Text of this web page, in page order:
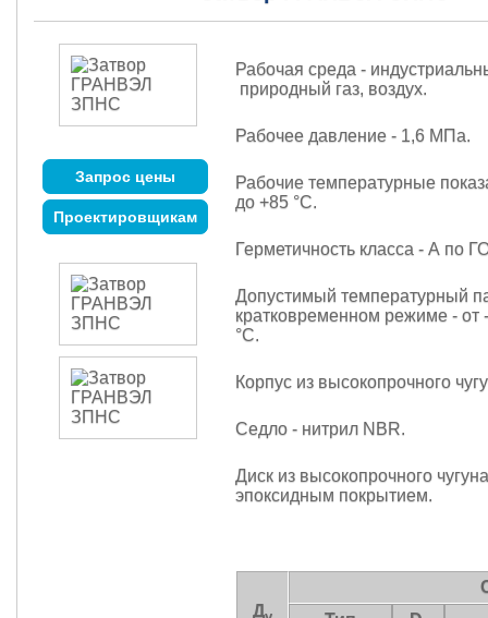
Запрос цены
Проектировщикам
Рабочая среда -
природный газ, воздух.
Рабочее давление - 1,6 МПа.
Рабочие температурные
до +85 °С.
Герметичность класса - А по
Допустимый температурный
кратковременном режиме - от
°С.
Корпус из высокопрочного
Седло - нитрил NBR.
Диск из высокопрочного
эпоксидным покрытием.
Д